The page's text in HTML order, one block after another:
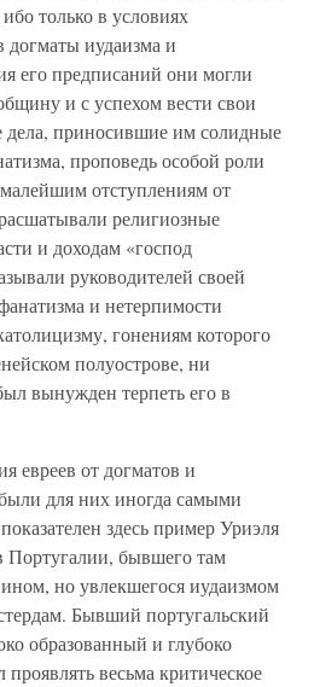
только в условиях
догматы иудаизма и
его предписаний они могли
и с успехом вести свои
приносившие им солидные
проповедь особой роли
отступлениям от
религиозные
и доходам «господ
руководителей своей
и нетерпимости
гонениям которого
полуострове, ни
вынужден терпеть его в
евреев от догматов и
для них иногда самыми
здесь пример Уриэля
Португалии, бывшего там
но увлекшегося иудаизмом
Бывший португальский
образованный и глубоко
весьма критическое